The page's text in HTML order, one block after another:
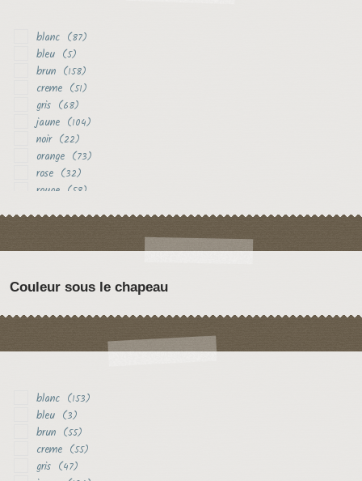
blanc (87)
bleu (5)
brun (158)
creme (51)
gris (68)
jaune (104)
noir (22)
orange (73)
rose (32)
rouge (58)
Couleur sous le chapeau
blanc (153)
bleu (3)
brun (55)
creme (55)
gris (47)